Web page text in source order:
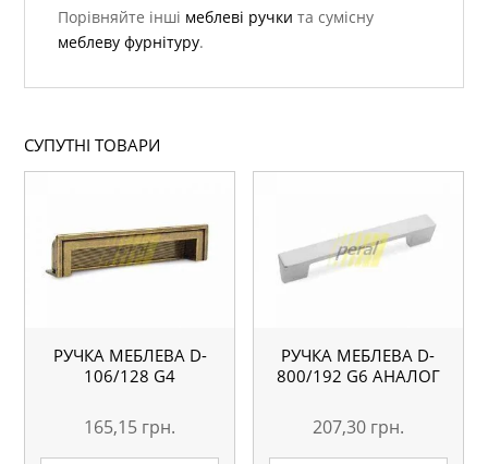
Порівняйте інші меблеві ручки та сумісну
меблеву фурнітуру.
СУПУТНІ ТОВАРИ
РУЧКА МЕБЛЕВА D-
106/128 G4
165,15 грн.
РУЧКА МЕБЛЕВА D-
800/192 G6 АНАЛОГ
207,30 грн.